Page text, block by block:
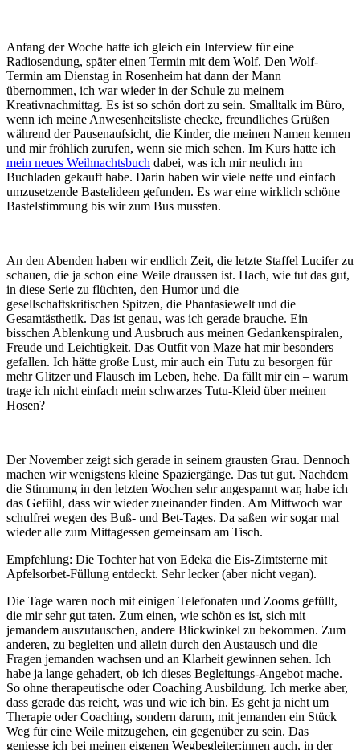
Anfang der Woche hatte ich gleich ein Interview für eine
Radiosendung, später einen Termin mit dem Wolf. Den Wolf-
Termin am Dienstag in Rosenheim hat dann der Mann
übernommen, ich war wieder in der Schule zu meinem
Kreativnachmittag. Es ist so schön dort zu sein. Smalltalk im Büro,
wenn ich meine Anwesenheitsliste checke, freundliches Grüßen
während der Pausenaufsicht, die Kinder, die meinen Namen kennen
und mir fröhlich zurufen, wenn sie mich sehen. Im Kurs hatte ich
mein neues Weihnachtsbuch dabei, was ich mir neulich im
Buchladen gekauft habe. Darin haben wir viele nette und einfach
umzusetzende Bastelideen gefunden. Es war eine wirklich schöne
Bastelstimmung bis wir zum Bus mussten.
An den Abenden haben wir endlich Zeit, die letzte Staffel Lucifer zu
schauen, die ja schon eine Weile draussen ist. Hach, wie tut das gut,
in diese Serie zu flüchten, den Humor und die
gesellschaftskritischen Spitzen, die Phantasiewelt und die
Gesamtästhetik. Das ist genau, was ich gerade brauche. Ein
bisschen Ablenkung und Ausbruch aus meinen Gedankenspiralen,
Freude und Leichtigkeit. Das Outfit von Maze hat mir besonders
gefallen. Ich hätte große Lust, mir auch ein Tutu zu besorgen für
mehr Glitzer und Flausch im Leben, hehe. Da fällt mir ein – warum
trage ich nicht einfach mein schwarzes Tutu-Kleid über meinen
Hosen?
Der November zeigt sich gerade in seinem grausten Grau. Dennoch
machen wir wenigstens kleine Spaziergänge. Das tut gut. Nachdem
die Stimmung in den letzten Wochen sehr angespannt war, habe ich
das Gefühl, dass wir wieder zueinander finden. Am Mittwoch war
schulfrei wegen des Buß- und Bet-Tages. Da saßen wir sogar mal
wieder alle zum Mittagessen gemeinsam am Tisch.
Empfehlung: Die Tochter hat von Edeka die Eis-Zimtsterne mit
Apfelsorbet-Füllung entdeckt. Sehr lecker (aber nicht vegan).
Die Tage waren noch mit einigen Telefonaten und Zooms gefüllt,
die mir sehr gut taten. Zum einen, wie schön es ist, sich mit
jemandem auszutauschen, andere Blickwinkel zu bekommen. Zum
anderen, zu begleiten und allein durch den Austausch und die
Fragen jemanden wachsen und an Klarheit gewinnen sehen. Ich
habe ja lange gehadert, ob ich dieses Begleitungs-Angebot mache.
So ohne therapeutische oder Coaching Ausbildung. Ich merke aber,
dass gerade das reicht, was und wie ich bin. Es geht ja nicht um
Therapie oder Coaching, sondern darum, mit jemanden ein Stück
Weg für eine Weile mitzugehen, ein gegenüber zu sein. Das
geniesse ich bei meinen eigenen Wegbegleiter:innen auch, in der